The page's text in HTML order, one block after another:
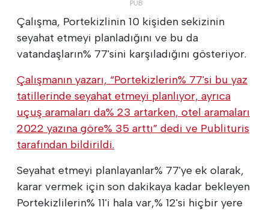
Çalışma, Portekizlinin 10 kişiden sekizinin
seyahat etmeyi planladığını ve bu da
vatandaşların% 77'sini karşıladığını gösteriyor.
Çalışmanın yazarı, “Portekizlerin% 77'si bu yaz
tatillerinde seyahat etmeyi planlıyor, ayrıca
uçuş aramaları da% 23 artarken, otel aramaları
2022 yazına göre% 35 arttı” dedi ve Publituris
tarafından bildirildi.
Seyahat etmeyi planlayanlar% 77'ye ek olarak,
karar vermek için son dakikaya kadar bekleyen
Portekizlilerin% 11'i hala var,% 12'si hiçbir yere